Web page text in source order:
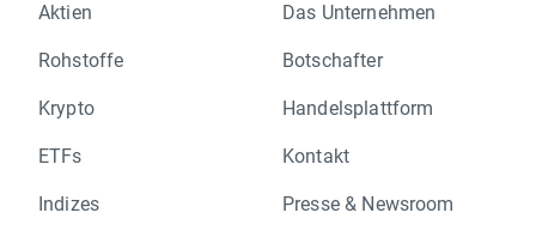
Aktien
Rohstoffe
Krypto
ETFs
Indizes
Das Unternehmen
Botschafter
Handelsplattform
Kontakt
Presse & Newsroom